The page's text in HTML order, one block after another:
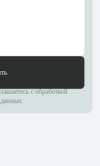
собработкой